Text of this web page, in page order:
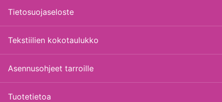
Tietosuojaseloste
Tekstiilien kokotaulukko
Asennusohjeet tarroille
Tuotetietoa